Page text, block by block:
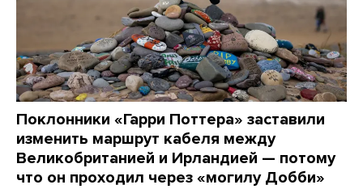
Поклонники «Гарри Поттера» заставили
изменить маршрут кабеля между
Великобританией и Ирландией — потому
что он проходил через «могилу Добби»